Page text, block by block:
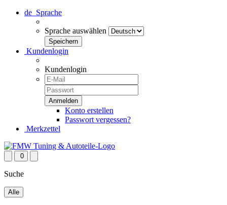
de Sprache
Sprache auswählen
Kundenlogin
Kundenlogin
Konto erstellen
Passwort vergessen?
Merkzettel
0
Suche
Alle